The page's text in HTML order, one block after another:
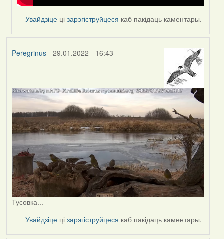
Увайдзіце цізарэгіструйцеся каб пакідаць каментары.
Peregrinus- 29.01.2022 - 16:43
Тусовка...
Увайдзіце цізарэгіструйцеся каб пакідаць каментары.